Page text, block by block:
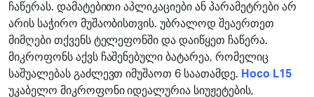
ჩაწერას. დამატებითი აპლიკაციები ან პარამეტრები არ
არის საჭირო მუშაობისთვის. უბრალოდ შეაერთეთ
მიმღები თქვენს ტელეფონში და დაიწყეთ ჩაწერა.
მიკროფონს აქვს ჩაშენებული ბატარეა, რომელიც
საშუალებას გაძლევთ იმუშაოთ 6 საათამდე. Hoco L15
უკაბელო მიკროფონი იდეალურია სიუჟეტების,